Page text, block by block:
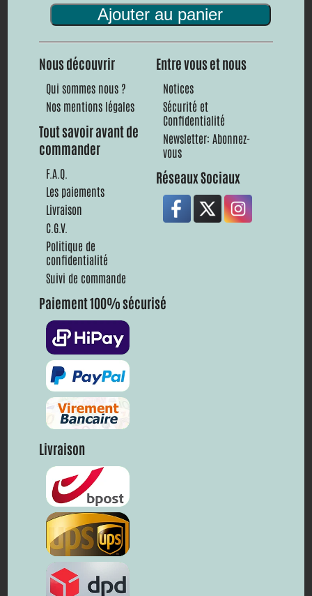
Ajouter au panier
Nous découvrir
Qui sommes nous ?
Nos mentions légales
Tout savoir avant de
commander
F.A.Q.
Les paiements
Livraison
C.G.V.
Politique de
confidentialité
Suivi de commande
Entre vous et nous
Notices
Sécurité et
Confidentialité
Newsletter: Abonnez-
vous
Réseaux Sociaux
Paiement 100% sécurisé
Livraison